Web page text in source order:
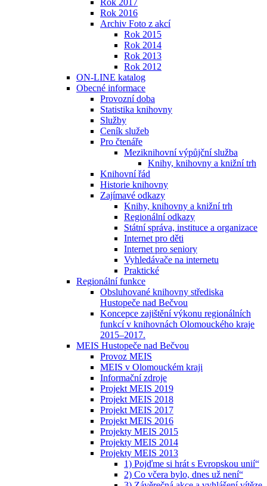
Rok 2017
Rok 2016
Archiv Foto z akcí
Rok 2015
Rok 2014
Rok 2013
Rok 2012
ON-LINE katalog
Obecné informace
Provozní doba
Statistika knihovny
Služby
Ceník služeb
Pro čtenáře
Meziknihovní výpůjční služba
Knihy, knihovny a knižní trh
Knihovní řád
Historie knihovny
Zajímavé odkazy
Knihy, knihovny a knižní trh
Regionální odkazy
Státní správa, instituce a organizace
Internet pro děti
Internet pro seniory
Vyhledávače na internetu
Praktické
Regionální funkce
Obsluhované knihovny střediska
Hustopeče nad Bečvou
Koncepce zajištění výkonu regionálních
funkcí v knihovnách Olomouckého kraje
2015–2017.
MEIS Hustopeče nad Bečvou
Provoz MEIS
MEIS v Olomouckém kraji
Informační zdroje
Projekt MEIS 2019
Projekt MEIS 2018
Projekt MEIS 2017
Projekt MEIS 2016
Projekty MEIS 2015
Projekty MEIS 2014
Projekty MEIS 2013
1) Pojďme si hrát s Evropskou unií“
2) Co včera bylo, dnes už není“